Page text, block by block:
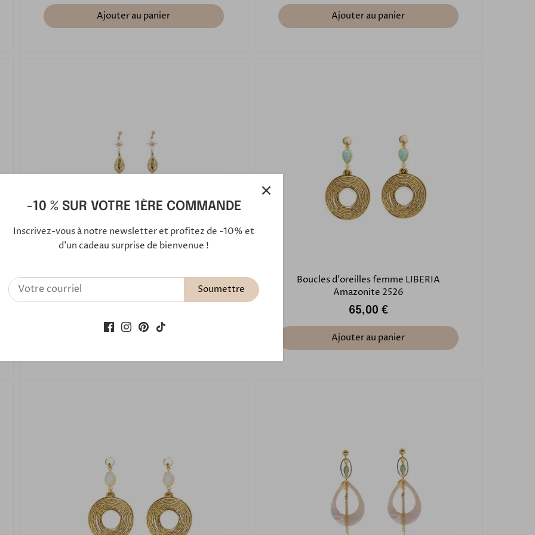
Ajouter au panier Ajouter au panier
Boucles d'oreilles MARINA Turquoise 25
Boucles d'oreilles femme LIBERIA
Amazonite 2526
65,00 €
Ajouter au panier
-10 % SUR VOTRE 1ÈRE COMMANDE
Inscrivez-vous à notre newsletter et profitez de -10% et
d'un cadeau surprise de bienvenue !
Soumettre